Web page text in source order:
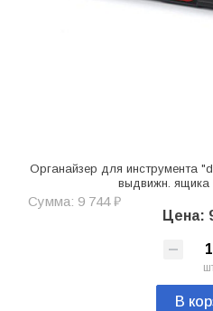
Органайзер для инструмента
выдвижн. ящика
Сумма: 9 744 ₽
Цена:
В